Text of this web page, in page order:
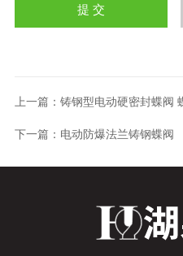
上一篇： 铸钢型电动硬密封蝶阀
下一篇： 电动防爆法兰铸钢蝶阀